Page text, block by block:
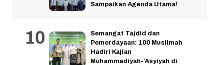
Sampaikan Agenda Utama!
Semangat Tajdid dan
Pemerdayaan: 100 Muslimah
Hadiri Kajian
Muhammadiyah-’Asyiyah di